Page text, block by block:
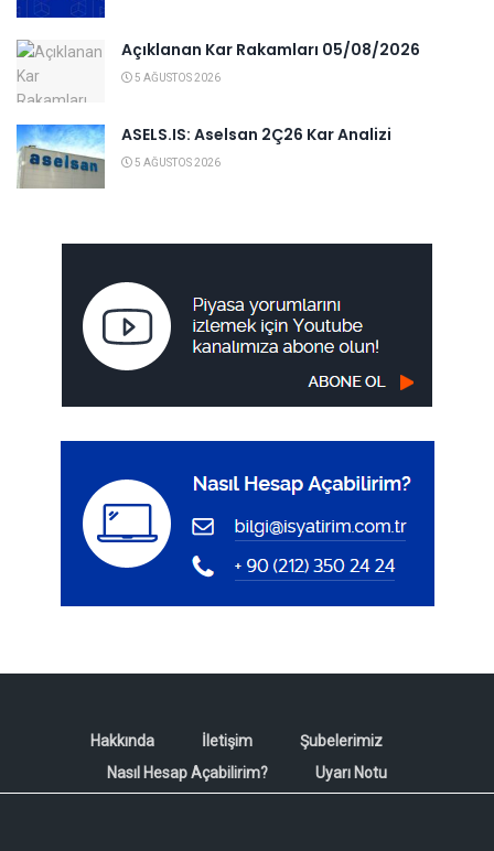
Açıklanan Kar Rakamları 05/08/2026
5 AĞUSTOS 2026
ASELS.IS: Aselsan 2Ç26 Kar Analizi
5 AĞUSTOS 2026
Hakkında İletişim
Şubelerimiz
Nasıl Hesap Açabilirim?
Uyarı Notu